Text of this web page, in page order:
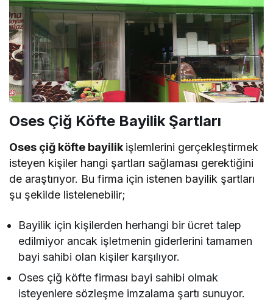
Oses Çiğ Köfte Bayilik Şartları
Oses çiğ köfte bayilik işlemlerini gerçekleştirmek
isteyen kişiler hangi şartları sağlaması gerektiğini
de araştırıyor. Bu firma için istenen bayilik şartları
şu şekilde listelenebilir;
Bayilik için kişilerden herhangi bir ücret talep
edilmiyor ancak işletmenin giderlerini tamamen
bayi sahibi olan kişiler karşılıyor.
Oses çiğ köfte firması bayi sahibi olmak
isteyenlere sözleşme imzalama şartı sunuyor.